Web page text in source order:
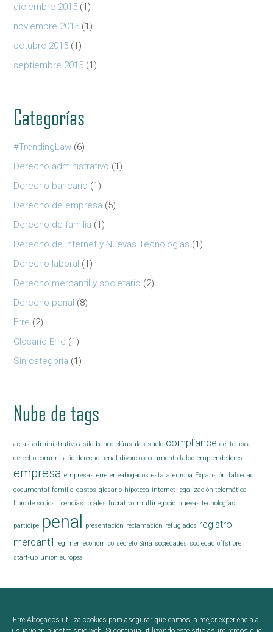
diciembre 2015 (1)
noviembre 2015 (1)
octubre 2015 (1)
septiembre 2015 (1)
Categorías
#TrendingLaw (6)
Derecho administrativo (1)
Derecho bancario (1)
Derecho de empresa (5)
Derecho de familia (1)
Derecho de Internet y Nuevas Tecnologías (1)
Derecho laboral (1)
Derecho mercantil y societario (2)
Derecho penal (8)
Erre (2)
Glosario Erre (1)
Sin categoría (1)
Nube de tags
actas administrativo asilo banco cláusulas suelo compliance delito fiscal
derecho comunitario derecho penal divorcio documento falso emprendedores
empresa empresas erre erreabogados estafa europa Expansión falsedad
documental familia gastos glosario hipoteca internet legalización telemática
libro de socios licencias locales lucrativo multinegocio nuevas tecnologías
partícipe penal presentación reclamación refugiados registro
mercantil régimen económico secreto Siria sociedades sociedad offshore
start-up unión europea
Erre Abogados 2015 © Todos los derechos reservados. | Aviso
Erre Abogados utiliza cookies para asegurar que damos la mejor experiencia al